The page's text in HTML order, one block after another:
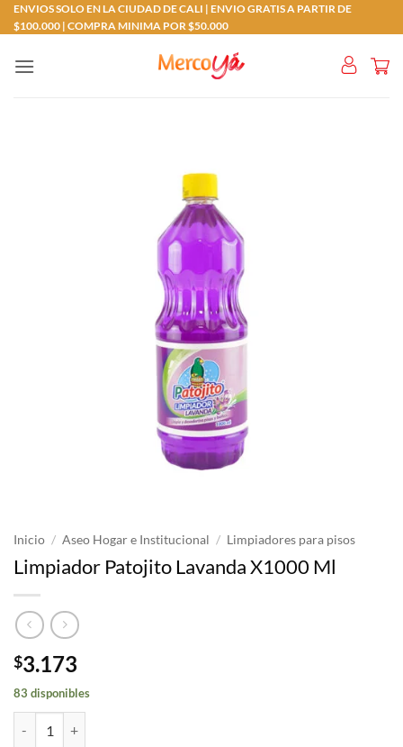
Saltar
al
ENVIOS SOLO EN LA CIUDAD DE CALI | ENVIO GRATIS A PARTIR DE
$100.000 | COMPRA MINIMA POR $50.000
Inicio / Aseo Hogar e Institucional / Limpiadores para pisos
Limpiador Patojito Lavanda X1000 Ml
$3.173
83 disponibles